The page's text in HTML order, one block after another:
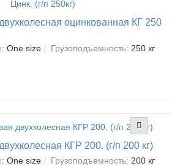
оцинкованная КГ 250
One size Грузоподъемность: 250 кг
КГР 200. (г/п 200 кг)
One size Грузоподъемность: 200 кг